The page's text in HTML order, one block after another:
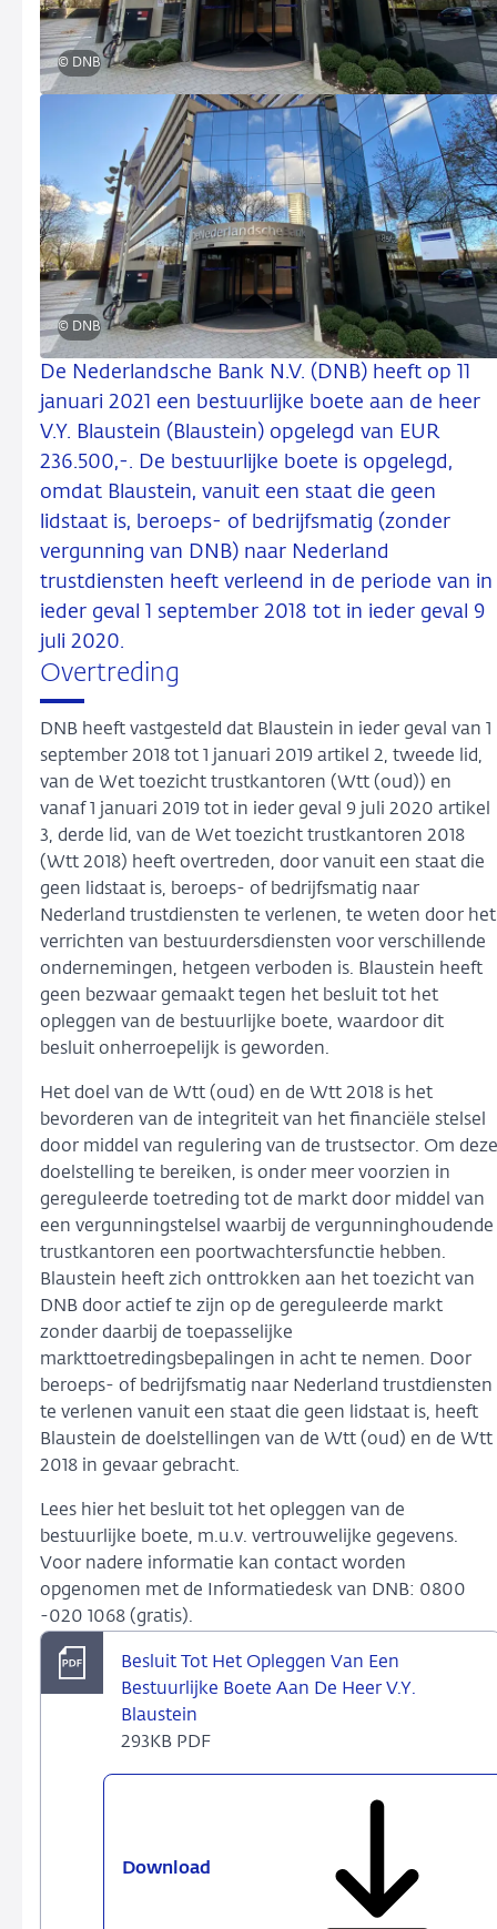
© DNB
© DNB
De Nederlandsche Bank N.V. (DNB) heeft op 11
januari 2021 een bestuurlijke boete aan de heer
V.Y. Blaustein (Blaustein) opgelegd van EUR
236.500,-. De bestuurlijke boete is opgelegd,
omdat Blaustein, vanuit een staat die geen
lidstaat is, beroeps- of bedrijfsmatig (zonder
vergunning van DNB) naar Nederland
trustdiensten heeft verleend in de periode van in
ieder geval 1 september 2018 tot in ieder geval 9
juli 2020.
Overtreding
DNB heeft vastgesteld dat Blaustein in ieder geval van 1
september 2018 tot 1 januari 2019 artikel 2, tweede lid,
van de Wet toezicht trustkantoren (Wtt (oud)) en
vanaf 1 januari 2019 tot in ieder geval 9 juli 2020 artikel
3, derde lid, van de Wet toezicht trustkantoren 2018
(Wtt 2018) heeft overtreden, door vanuit een staat die
geen lidstaat is, beroeps- of bedrijfsmatig naar
Nederland trustdiensten te verlenen, te weten door het
verrichten van bestuurdersdiensten voor verschillende
ondernemingen, hetgeen verboden is. Blaustein heeft
geen bezwaar gemaakt tegen het besluit tot het
opleggen van de bestuurlijke boete, waardoor dit
besluit onherroepelijk is geworden.
Het doel van de Wtt (oud) en de Wtt 2018 is het
bevorderen van de integriteit van het financiële stelsel
door middel van regulering van de trustsector. Om deze
doelstelling te bereiken, is onder meer voorzien in
gereguleerde toetreding tot de markt door middel van
een vergunningstelsel waarbij de vergunninghoudende
trustkantoren een poortwachtersfunctie hebben.
Blaustein heeft zich onttrokken aan het toezicht van
DNB door actief te zijn op de gereguleerde markt
zonder daarbij de toepasselijke
markttoetredingsbepalingen in acht te nemen. Door
beroeps- of bedrijfsmatig naar Nederland trustdiensten
te verlenen vanuit een staat die geen lidstaat is, heeft
Blaustein de doelstellingen van de Wtt (oud) en de Wtt
2018 in gevaar gebracht.
Lees hier het besluit tot het opleggen van de
bestuurlijke boete, m.u.v. vertrouwelijke gegevens.
Voor nadere informatie kan contact worden
opgenomen met de Informatiedesk van DNB: 0800
-020 1068 (gratis).
Besluit Tot Het Opleggen Van Een
Bestuurlijke Boete Aan De Heer V.Y.
Blaustein
293KB PDF
Download